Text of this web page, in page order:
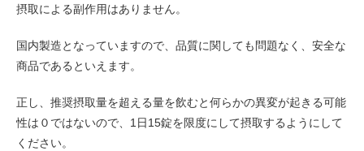
摂取による副作用はありません。
国内製造となっていますので、品質に関しても問題なく、安全な
商品であるといえます。
正し、推奨摂取量を超える量を飲むと何らかの異変が起きる可能
性は０ではないので、1日15錠を限度にして摂取するようにして
ください。